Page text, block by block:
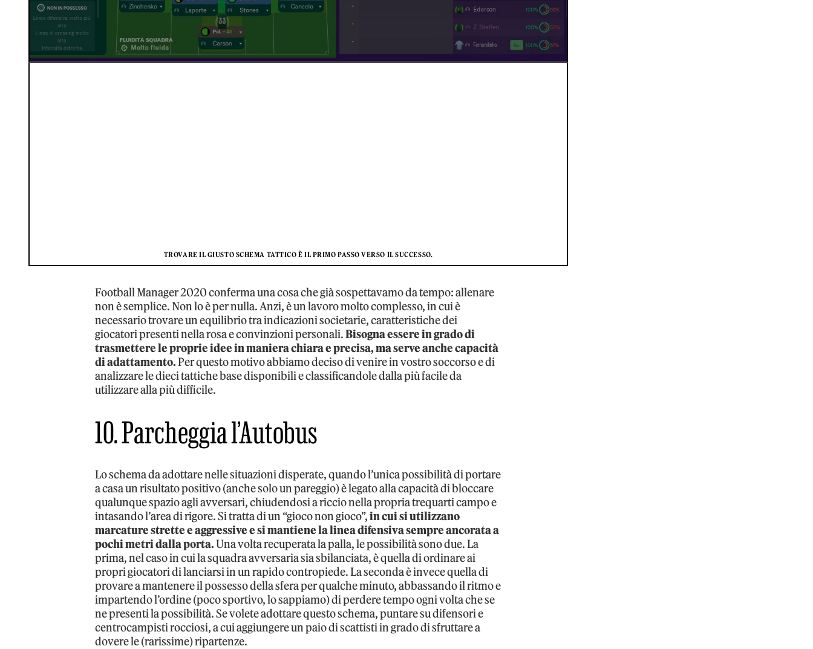
TROVARE IL GIUSTO SCHEMA TATTICO È IL PRIMO PASSO VERSO IL SUCCESSO.
Football Manager 2020 conferma una cosa che già sospettavamo da tempo: allenare
non è semplice. Non lo è per nulla. Anzi, è un lavoro molto complesso, in cui è
necessario trovare un equilibrio tra indicazioni societarie, caratteristiche dei
giocatori presenti nella rosa e convinzioni personali.Bisogna essere in grado di
trasmettere le proprie idee in maniera chiara e precisa, ma serve anche capacità
di adattamento.Per questo motivo abbiamo deciso di venire in vostro soccorso e di
analizzare le dieci tattiche base disponibili e classificandole dalla più facile da
utilizzare alla più difficile.
10. Parcheggia l’Autobus
Lo schema da adottare nelle situazioni disperate, quando l’unica possibilità di portare
a casa un risultato positivo (anche solo un pareggio) è legato alla capacità di bloccare
qualunque spazio agli avversari, chiudendosi a riccio nella propria trequarti campo e
intasando l’area di rigore. Si tratta di un “gioco non gioco”,in cui si utilizzano
marcature strette e aggressive e si mantiene la linea difensiva sempre ancorata a
pochi metri dalla porta.Una volta recuperata la palla, le possibilità sono due. La
prima, nel caso in cui la squadra avversaria sia sbilanciata, è quella di ordinare ai
propri giocatori di lanciarsi in un rapido contropiede. La seconda è invece quella di
provare a mantenere il possesso della sfera per qualche minuto, abbassando il ritmo e
impartendo l’ordine (poco sportivo, lo sappiamo) di perdere tempo ogni volta che se
ne presenti la possibilità. Se volete adottare questo schema, puntare su difensori e
centrocampisti rocciosi, a cui aggiungere un paio di scattisti in grado di sfruttare a
dovere le (rarissime) ripartenze.